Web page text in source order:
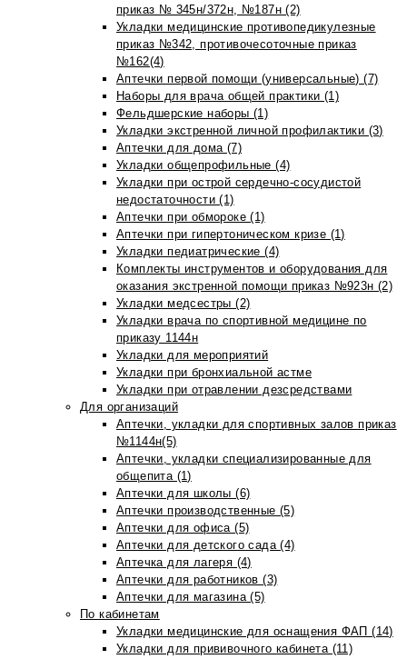
приказ № 345н/372н, №187н (2)
Укладки медицинские противопедикулезные
приказ №342, противочесоточные приказ
№162(4)
Аптечки первой помощи (универсальные) (7)
Наборы для врача общей практики (1)
Фельдшерские наборы (1)
Укладки экстренной личной профилактики (3)
Аптечки для дома (7)
Укладки общепрофильные (4)
Укладки при острой сердечно-сосудистой
недостаточности (1)
Аптечки при обмороке (1)
Аптечки при гипертоническом кризе (1)
Укладки педиатрические (4)
Комплекты инструментов и оборудования для
оказания экстренной помощи приказ №923н (2)
Укладки медсестры (2)
Укладки врача по спортивной медицине по
приказу 1144н
Укладки для мероприятий
Укладки при бронхиальной астме
Укладки при отравлении дезсредствами
Для организаций
Аптечки, укладки для спортивных залов приказ
№1144н(5)
Аптечки, укладки специализированные для
общепита (1)
Аптечки для школы (6)
Аптечки производственные (5)
Аптечки для офиса (5)
Аптечки для детского сада (4)
Аптечка для лагеря (4)
Аптечки для работников (3)
Аптечки для магазина (5)
По кабинетам
Укладки медицинские для оснащения ФАП (14)
Укладки для прививочного кабинета (11)